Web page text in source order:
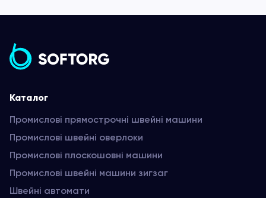
Каталог
Промислові прямострочні швейні машини
Промислові швейні оверлоки
Промислові плоскошовні машини
Промислові швейні машини зигзаг
Швейні автомати